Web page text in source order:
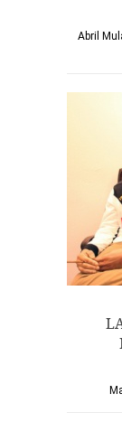
Abril